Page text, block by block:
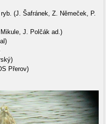
(J. Šafránek, Z. Němeček, P.
J. Polčák ad.)
Přerov)